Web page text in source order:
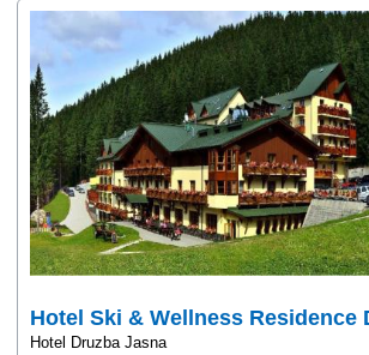
Hotel Ski & Wellness Residence
Hotel Druzba Jasna